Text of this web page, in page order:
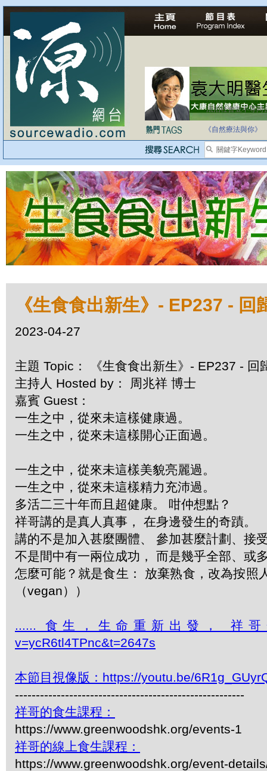
法治社會並不等同
自家教育合法化-
《自然療法與你》
《生食食出新生》- EP237 -
2023-04-27
主題 Topic： 《生食食出新生》- EP237 - 回
主持人 Hosted by： 周兆祥 博士
嘉賓 Guest：
一生之中，從來未這樣健康過。
一生之中，從來未這樣開心正面過。
一生之中，從來未這樣美貌亮麗過。
一生之中，從來未這樣精力充沛過。
多活二三十年而且超健康。 咁仲想點？
祥哥講的是真人真事， 在身邊發生的奇蹟。
講的不是加入甚麼團體、 參加甚麼計劃、接
不是間中有一兩位成功， 而是幾乎全部、或
怎麼可能？就是食生： 放棄熟食，改為按照
（vegan））
...... 食生，生命重新出發， 祥哥介
v=ycR6tl4TPnc&t=2647s
本節目視像版：https://youtu.be/
-------------------------------------------------------
祥哥的食生課程：
https://www.greenwoodshk.org/events-1
祥哥的線上食生課程：
https://www.greenwoodshk.org/event-